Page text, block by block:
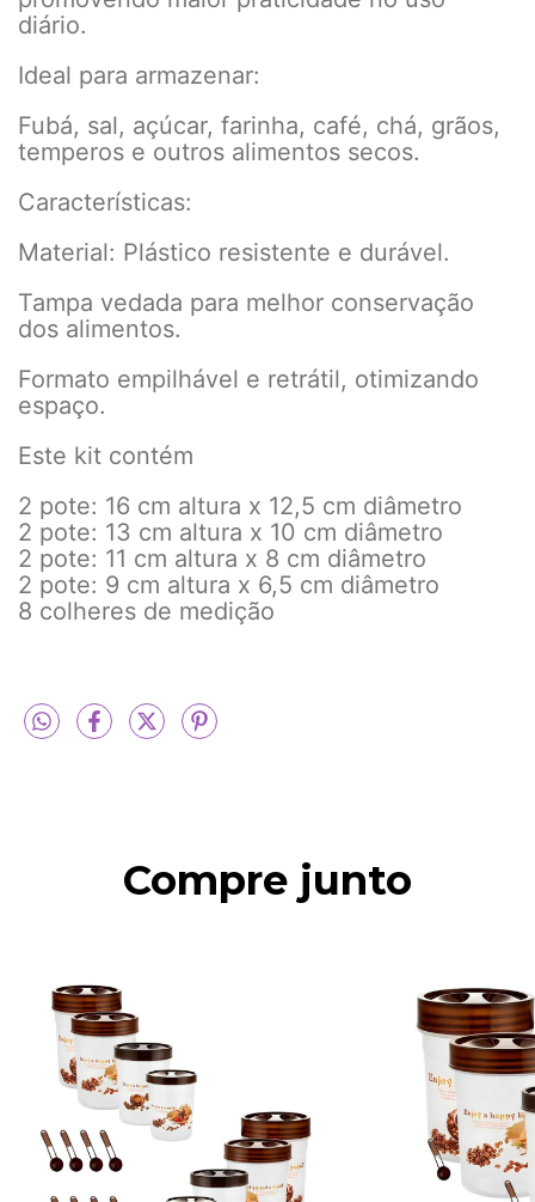
diário.
Ideal para armazenar:
Fubá, sal, açúcar, farinha, café, chá, grãos,
temperos e outros alimentos secos.
Características:
Material: Plástico resistente e durável.
Tampa vedada para melhor conservação
dos alimentos.
Formato empilhável e retrátil, otimizando
espaço.
Este kit contém
2 pote: 16 cm altura x 12,5 cm diâmetro
2 pote: 13 cm altura x 10 cm diâmetro
2 pote: 11 cm altura x 8 cm diâmetro
2 pote: 9 cm altura x 6,5 cm diâmetro
8 colheres de medição
Compre junto